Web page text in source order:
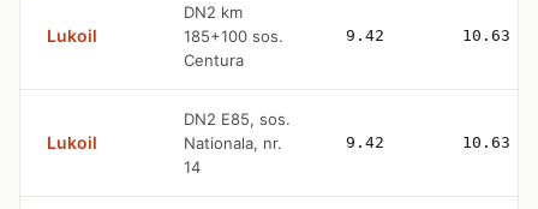
Lukoil
DN2 km
185+100 sos.
Centura
9.42 10.63
Lukoil
DN2 E85, sos.
Nationala, nr.
14
9.42 10.63